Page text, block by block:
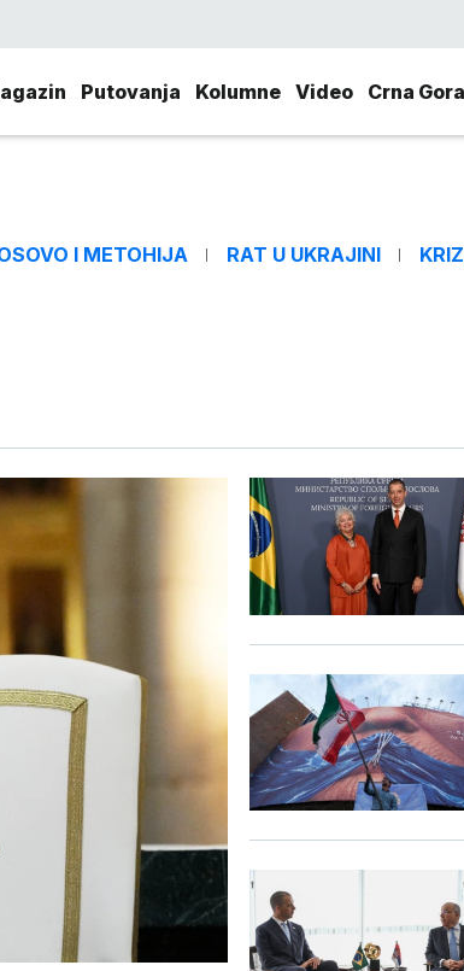
Putovanja Kolumne Video Crna Gora
I METOHIJA RAT U UKRAJINI